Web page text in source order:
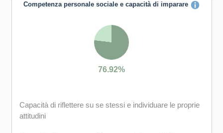
Competenza personale sociale e capacità di imparare
76.92%
Capacità di riflettere su se stessi e individuare le proprie
attitudini